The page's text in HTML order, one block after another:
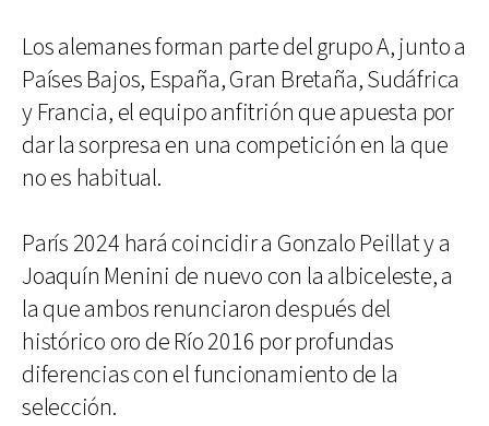
Los alemanes forman parte del grupo A, junto a
Países Bajos, España, Gran Bretaña, Sudáfrica
y Francia, el equipo anfitrión que apuesta por
dar la sorpresa en una competición en la que
no es habitual.
París 2024 hará coincidir a Gonzalo Peillat y a
Joaquín Menini de nuevo con la albiceleste, a
la que ambos renunciaron después del
histórico oro de Río 2016 por profundas
diferencias con el funcionamiento de la
selección.